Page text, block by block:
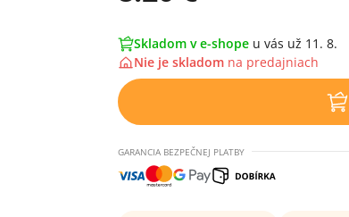
Skladom v e-shope u vás už 11. 8.
Nie je skladom na predajniach
GARANCIA BEZPEČNEJ PLATBY